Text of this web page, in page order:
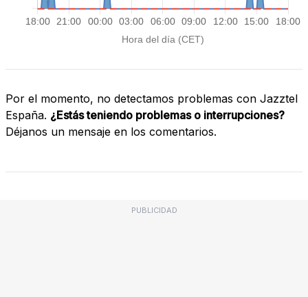
Por el momento, no detectamos problemas con Jazztel
España. ¿Estás teniendo problemas o interrupciones?
Déjanos un mensaje en los comentarios.
PUBLICIDAD